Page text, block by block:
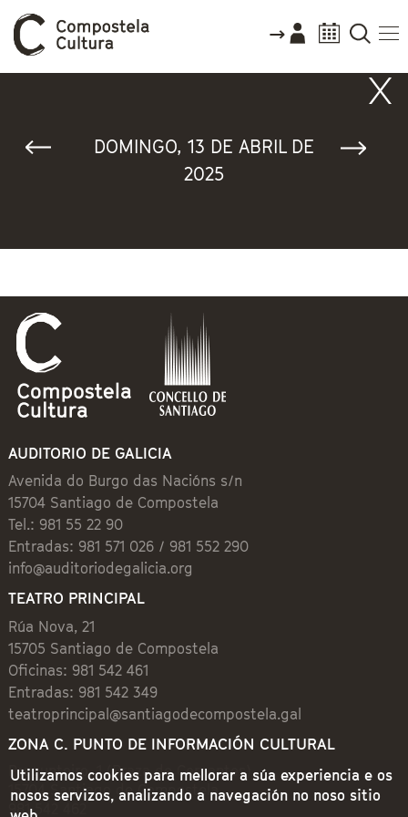
DOMINGO, 13 DE ABRIL DE
2025
AUDITORIO DE GALICIA
Avenida do Burgo das Nacións s/n
15704 Santiago de Compostela
Tel.: 981 55 22 90
Entradas: 981 571 026 / 981 552 290
info@auditoriodegalicia.org
TEATRO PRINCIPAL
Rúa Nova, 21
15705 Santiago de Compostela
Oficinas: 981 542 461
Entradas: 981 542 349
teatroprincipal@santiagodecompostela.gal
ZONA C. PUNTO DE INFORMACIÓN CULTURAL
Preguntoiro, 1 (Praza de Cervantes)
15704 Santiago de Compostela
981 542 462
Utilizamos cookies para mellorar a súa experiencia e os
nosos servizos, analizando a navegación no noso sitio